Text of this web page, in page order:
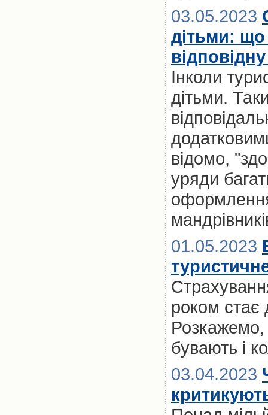
03.05.2023
дітьми: що
Інколи
дітьми.
відомо,
уряди
оформлення
01.05.2023
роком стає
Розкажемо,
бувають і
03.04.2023